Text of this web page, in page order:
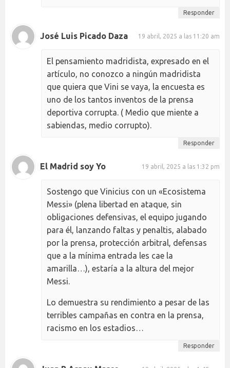
Responder
José Luis Picado Daza 19 abril, 2025 a las 11:20 am
El pensamiento madridista, expresado en el
artículo, no conozco a ningún madridista
que quiera que Vini se vaya, la encuesta es
uno de los tantos inventos de la prensa
deportiva corrupta. ( Medio que miente a
sabiendas, medio corrupto).
Responder
El Madrid soy Yo 19 abril, 2025 a las 1:32 pm
Sostengo que Vinicius con un «Ecosistema
Messi» (plena libertad en ataque, sin
obligaciones defensivas, el equipo jugando
para él, lanzando faltas y penaltis, alabado
por la prensa, protección arbitral, defensas
que a la mínima entrada les cae la
amarilla…), estaría a la altura del mejor
Messi.
Lo demuestra su rendimiento a pesar de las
terribles campañas en contra en la prensa,
racismo en los estadios…
Responder